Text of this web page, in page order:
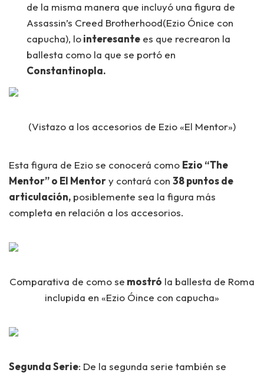
de la misma manera que incluyó una figura de
Assassin’s Creed Brotherhood(Ezio Ónice con
capucha), lointeresante es que recrearon la
ballesta como la que se portó en
Constantinopla.
(Vistazo a los accesorios de Ezio «El Mentor»)
Esta figura de Ezio se conocerá como Ezio “The
Mentor” o El Mentory contará con 38 puntos de
articulación, posiblemente sea la figura más
completa en relación a los accesorios.
Comparativa de como se mostró la ballesta de Roma
inclupida en «Ezio Óince con capucha»
Segunda Serie: De la segunda serie también se